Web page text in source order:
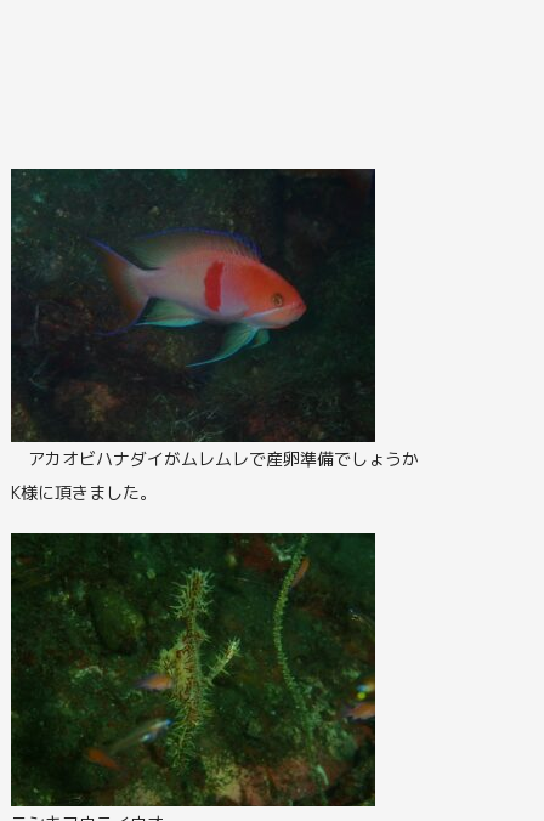
アカオビハナダイがムレムレで産卵準備でしょうか
K様に頂きました。